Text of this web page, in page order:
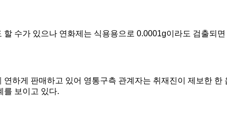
수가 있으나 연화제는 식용용으로 0.0001g이라도 검출되
하게 판매하고 있어 영통구측 관계자는 취재진이 제보한 한
를 보이고 있다.